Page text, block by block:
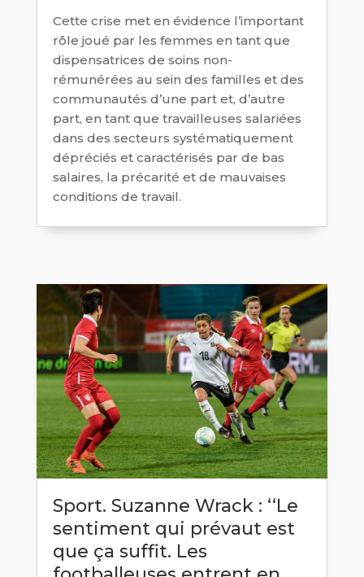
Cette crise met en évidence l’important
rôle joué par les femmes en tant que
dispensatrices de soins non-
rémunérées au sein des familles et des
communautés d’une part et, d’autre
part, en tant que travailleuses salariées
dans des secteurs systématiquement
dépréciés et caractérisés par de bas
salaires, la précarité et de mauvaises
conditions de travail.
Sport. Suzanne Wrack : ‘‘Le
sentiment qui prévaut est
que ça suffit. Les